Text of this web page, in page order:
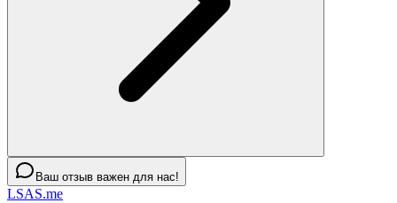
Ваш отзыв важен для нас!
LSAS.me